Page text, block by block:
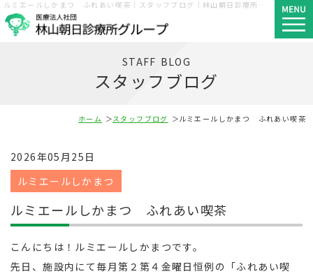
ルミエールしかまつ ふれあい喫茶｜スタッフブログ｜林山朝日診療所グループ｜神戸市須磨区・長田区・西区
STAFF BLOG
スタッフブログ
ホーム スタッフブログ ルミエールしかまつ ふれあい喫茶
2026年05月25日
ルミエールしかまつ
ルミエールしかまつ ふれあい喫茶
こんにちは！ルミエールしかまつです。
先日、施設内にて毎月第２第４金曜日恒例の「ふれあい喫